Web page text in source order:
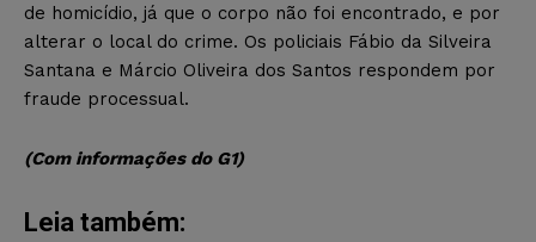
de homicídio, já que o corpo não foi encontrado, e por
alterar o local do crime. Os policiais Fábio da Silveira
Santana e Márcio Oliveira dos Santos respondem por
fraude processual.
(Com informações do G1)
Leia também: